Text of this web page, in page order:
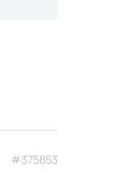
#375853